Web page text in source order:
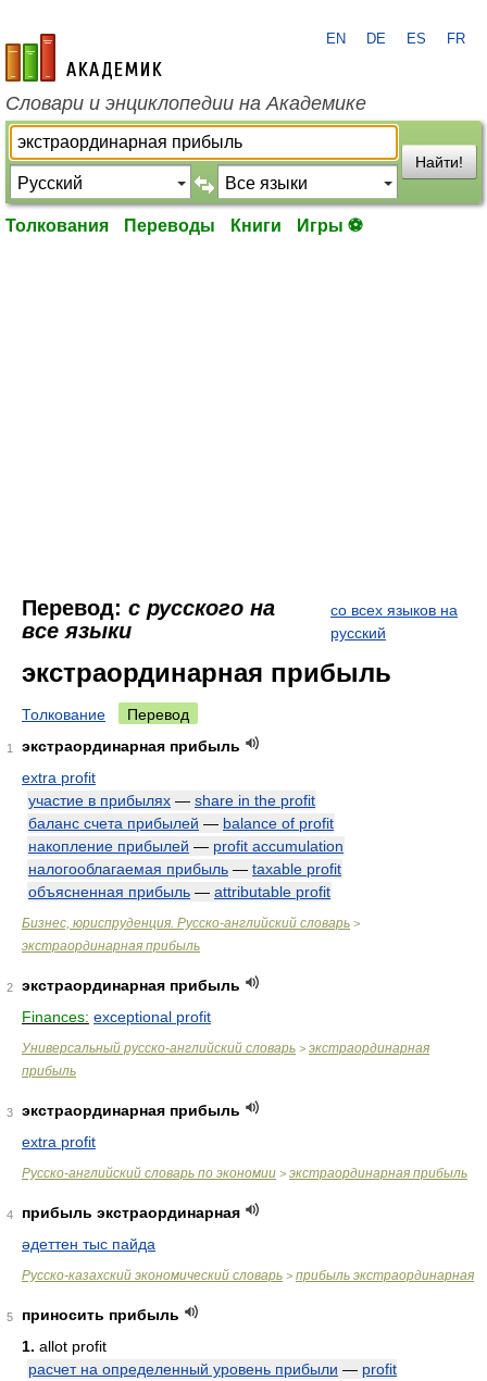
academic.ru
EN DE ES FR
Словари и энциклопедии на Академике
Найти!
Толкования Переводы Книги Игры ⚽
Перевод: с русского на
все языки
со всех языков на
русский
экстраординарная прибыль
Толкование Перевод
1
экстраординарная прибыль
extra profit
участие в прибылях — share in the profit
баланс счета прибылей — balance of profit
накопление прибылей — profit accumulation
налогооблагаемая прибыль — taxable profit
объясненная прибыль — attributable profit
Бизнес, юриспруденция. Русско-английский словарь >
экстраординарная прибыль
2
экстраординарная прибыль
Finances: exceptional profit
Универсальный русско-английский словарь > экстраординарная
прибыль
3
экстраординарная прибыль
extra profit
Русско-английский словарь по экономии > экстраординарная прибыль
4
прибыль экстраординарная
әдеттен тыс пайда
Русско-казахский экономический словарь > прибыль экстраординарная
5
приносить прибыль
1. allot profit
расчет на определенный уровень прибыли — profit